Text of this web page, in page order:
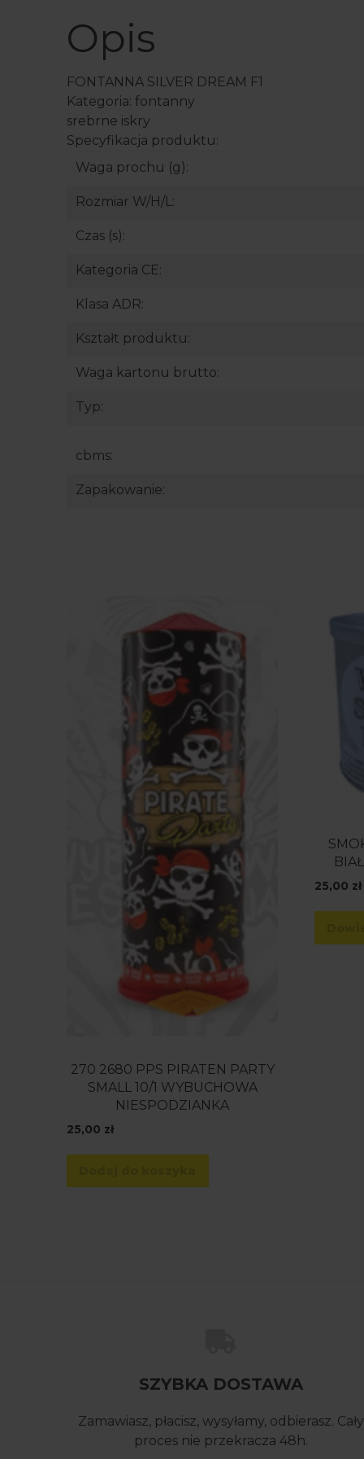
Opis
FONTANNA SILVER DREAM F1
Kategoria: fontanny
srebrne iskry
Specyfikacja produktu:
Waga prochu (g):
Rozmiar W/H/L:
Czas (s):
Kategoria CE:
Klasa ADR:
Kształt produktu:
Waga kartonu brutto:
Typ:
cbms:
Zapakowanie:
270 2680 PPS PIRATEN PARTY
SMALL 10/1 WYBUCHOWA
NIESPODZIANKA
25,00 zł
25,00 zł
SZYBKA DOSTAWA
Zamawiasz, płacisz, wysyłamy, odbierasz. Cały
proces nie przekracza 48h.